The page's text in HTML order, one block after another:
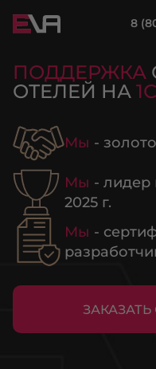
8
ПОДДЕРЖКА
ОТЕЛЕЙ НА
Мы -
Мы - лидер
2025 г.
Мы -